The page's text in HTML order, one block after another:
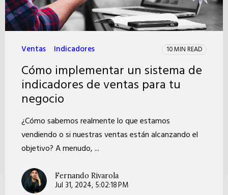
Ventas Indicadores 10 MIN READ
Cómo implementar un sistema de
indicadores de ventas para tu
negocio
¿Cómo sabemos realmente lo que estamos
vendiendo o si nuestras ventas están alcanzando el
objetivo? A menudo, ...
Fernando Rivarola
Jul 31, 2024, 5:02:18 PM